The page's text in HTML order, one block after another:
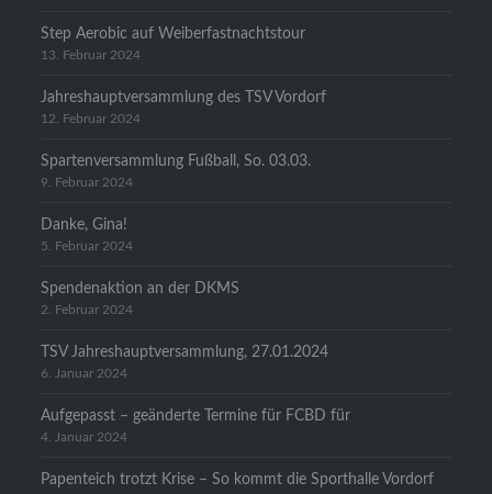
Step Aerobic auf Weiberfastnachtstour
13. Februar 2024
Jahreshauptversammlung des TSV Vordorf
12. Februar 2024
Spartenversammlung Fußball, So. 03.03.
9. Februar 2024
Danke, Gina!
5. Februar 2024
Spendenaktion an der DKMS
2. Februar 2024
TSV Jahreshauptversammlung, 27.01.2024
6. Januar 2024
Aufgepasst – geänderte Termine für FCBD für
4. Januar 2024
Papenteich trotzt Krise – So kommt die Sporthalle Vordorf